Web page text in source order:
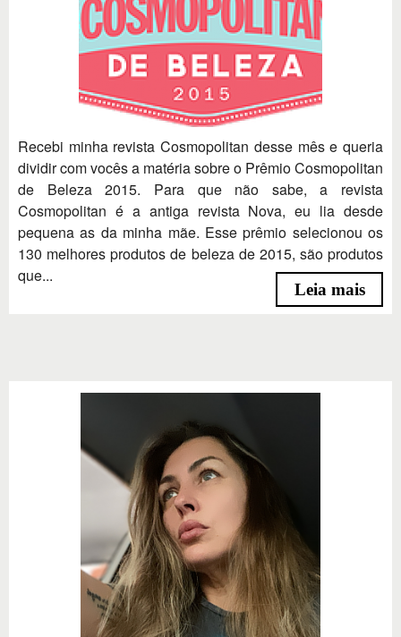
Recebi minha revista Cosmopolitan desse mês e queria
dividir com vocês a matéria sobre o Prêmio Cosmopolitan
de Beleza 2015. Para que não sabe, a revista
Cosmopolitan é a antiga revista Nova, eu lia desde
pequena as da minha mãe. Esse prêmio selecionou os
130 melhores produtos de beleza de 2015, são produtos
que...
Leia mais